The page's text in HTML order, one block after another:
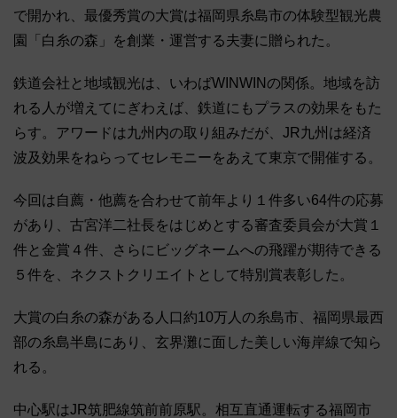
で開かれ、最優秀賞の大賞は福岡県糸島市の体験型観光農
園「白糸の森」を創業・運営する夫妻に贈られた。
鉄道会社と地域観光は、いわばWINWINの関係。地域を訪
れる人が増えてにぎわえば、鉄道にもプラスの効果をもた
らす。アワードは九州内の取り組みだが、JR九州は経済
波及効果をねらってセレモニーをあえて東京で開催する。
今回は自薦・他薦を合わせて前年より１件多い64件の応募
があり、古宮洋二社長をはじめとする審査委員会が大賞１
件と金賞４件、さらにビッグネームへの飛躍が期待できる
５件を、ネクストクリエイトとして特別賞表彰した。
大賞の白糸の森がある人口約10万人の糸島市、福岡県最西
部の糸島半島にあり、玄界灘に面した美しい海岸線で知ら
れる。
中心駅はJR筑肥線筑前前原駅。相互直通運転する福岡市